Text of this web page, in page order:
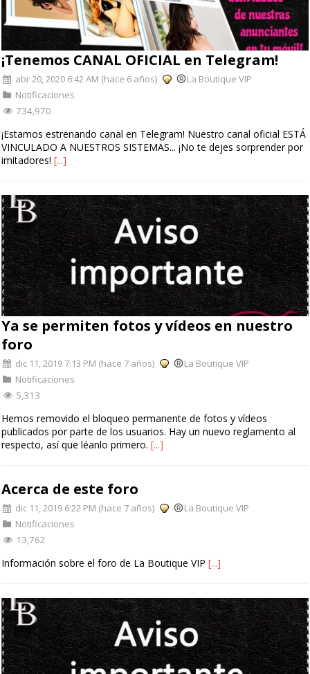
¡Tenemos CANAL OFICIAL en Telegram!
abr 20, 2020 6:42 AM (hace 6 años)
La Boutique VIP
Notificaciones
734,970
¡Estamos estrenando canal en Telegram! Nuestro canal oficial ESTÁ
VINCULADO A NUESTROS SISTEMAS... ¡No te dejes sorprender por
imitadores! [...]
Ya se permiten fotos y vídeos en nuestro
foro
dic 11, 2019 7:13 PM (hace 7 años)
La Boutique VIP
Notificaciones
5,313
Hemos removido el bloqueo permanente de fotos y vídeos
publicados por parte de los usuarios. Hay un nuevo reglamento al
respecto, así que léanlo primero. [...]
Acerca de este foro
dic 11, 2019 6:22 PM (hace 7 años)
La Boutique VIP
Notificaciones
13,762
Información sobre el foro de La Boutique VIP [...]